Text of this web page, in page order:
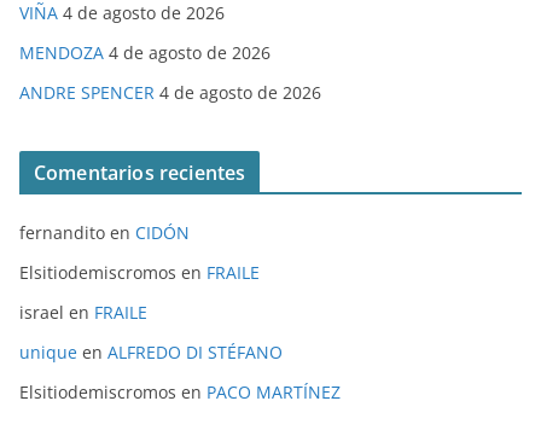
VIÑA 4 de agosto de 2026
MENDOZA 4 de agosto de 2026
ANDRE SPENCER 4 de agosto de 2026
Comentarios recientes
fernandito en CIDÓN
Elsitiodemiscromos en FRAILE
israel en FRAILE
unique en ALFREDO DI STÉFANO
Elsitiodemiscromos en PACO MARTÍNEZ